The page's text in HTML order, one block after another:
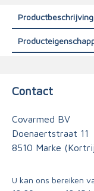
Productbeschrijving
Contact
Covarmed BV
Doenaertstraat 11
8510 Marke
U kan ons bereiken